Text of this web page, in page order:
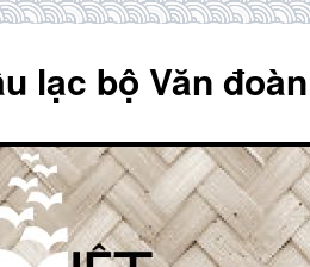
lạc bộ Văn